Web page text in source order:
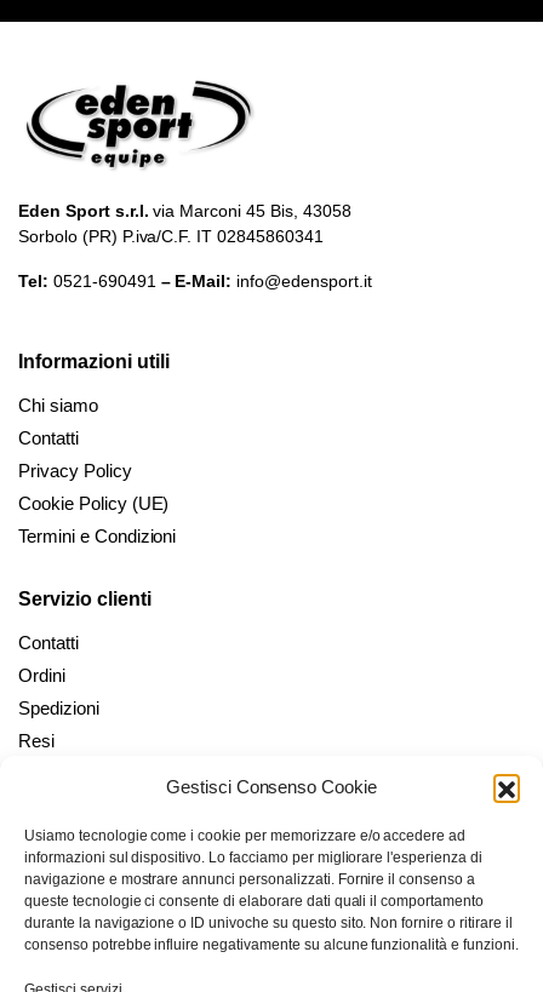
Gestisci Consenso Cookie
Usiamo tecnologie come i cookie per memorizzare e/o accedere ad
informazioni sul dispositivo. Lo facciamo per migliorare l'esperienza di
navigazione e mostrare annunci personalizzati. Fornire il consenso a
queste tecnologie ci consente di elaborare dati quali il comportamento
durante la navigazione o ID univoche su questo sito. Non fornire o ritirare il
consenso potrebbe influire negativamente su alcune funzionalità e funzioni.
Eden Sport s.r.l. via Marconi 45 Bis, 43058
Sorbolo (PR) P.iva/C.F. IT 02845860341
Tel: 0521-690491 – E-Mail: info@edensport.it
Informazioni utili
Chi siamo
Contatti
Privacy Policy
Cookie Policy (UE)
Termini e Condizioni
Servizio clienti
Contatti
Ordini
Spedizioni
Resi
Il mio Account
Checkout
Carrello
Wishlist